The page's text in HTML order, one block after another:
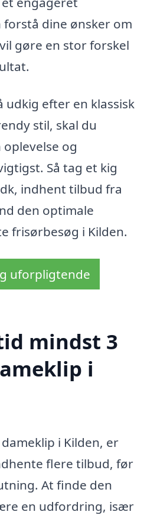
dine ønsker om
gøre en stor forskel
udkig efter en klassisk
stil, skal du
og
Så tag et kig
indhent tilbud fra
den optimale
frisørbesøg i Kilden.
uforpligtende
mindst 3
i
i Kilden, er
flere tilbud, før
At finde den
en udfordring, især